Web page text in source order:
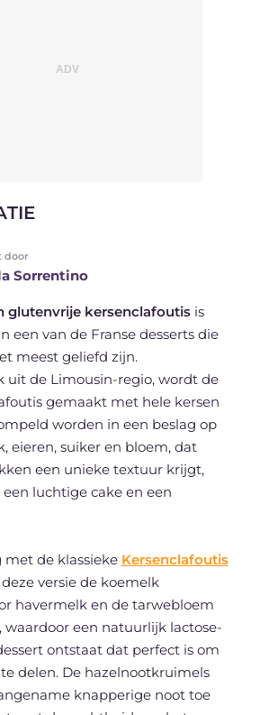
door
Sorrentino
glutenvrije kersenclafoutisis
een van de Franse desserts die
meest geliefd zijn.
uit de Limousin-regio, wordt de
gemaakt met hele kersen
worden in een beslag op
eieren, suiker en bloem, dat
een unieke textuur krijgt,
luchtige cake en een
de klassieke Kersenclafoutis
versie de koemelk
havermelk en de tarwebloem
waardoor een natuurlijk lactose-
ontstaat dat perfect is om
delen. De hazelnootkruimels
knapperige noot toe